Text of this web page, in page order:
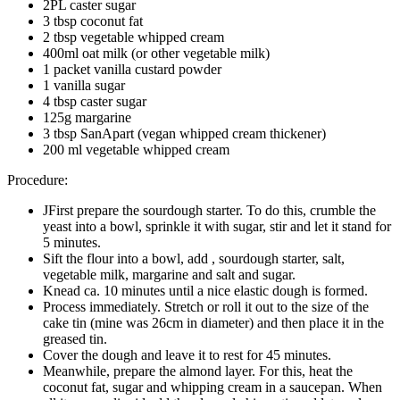
2PL caster sugar
3 tbsp coconut fat
2 tbsp vegetable whipped cream
400ml oat milk (or other vegetable milk)
1 packet vanilla custard powder
1 vanilla sugar
4 tbsp caster sugar
125g margarine
3 tbsp SanApart (vegan whipped cream thickener)
200 ml vegetable whipped cream
Procedure:
JFirst prepare the sourdough starter. To do this, crumble the
yeast into a bowl, sprinkle it with sugar, stir and let it stand for
5 minutes.
Sift the flour into a bowl, add , sourdough starter, salt,
vegetable milk, margarine and salt and sugar.
Knead ca. 10 minutes until a nice elastic dough is formed.
Process immediately. Stretch or roll it out to the size of the
cake tin (mine was 26cm in diameter) and then place it in the
greased tin.
Cover the dough and leave it to rest for 45 minutes.
Meanwhile, prepare the almond layer. For this, heat the
coconut fat, sugar and whipping cream in a saucepan. When